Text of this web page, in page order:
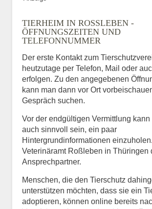
TIERHEIM IN ROSSLEBEN - Ö
FFNUNGSZEITEN UND T
ELEFONNUMMER
Der erste Kontakt zum
heutzutage per Telefon, Mail oder
erfolgen. Zu den angegebenen
kann man dann vor Ort
Gespräch suchen.
Vor der endgültigen Vermittlung
auch sinnvoll sein, ein paar
Hintergrundinformationen
Veterinäramt Roßleben in Thüringen
Ansprechpartner.
Menschen, die den Tierschutz
unterstützen möchten, dass sie ein
adoptieren, können online bereits